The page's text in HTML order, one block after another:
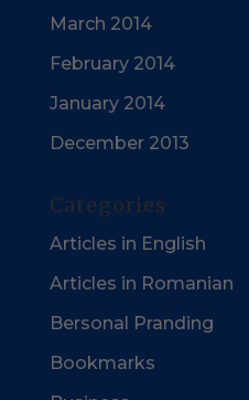
March 2014
February 2014
January 2014
December 2013
Categories
Articles in English
Articles in Romanian
Bersonal Pranding
Bookmarks